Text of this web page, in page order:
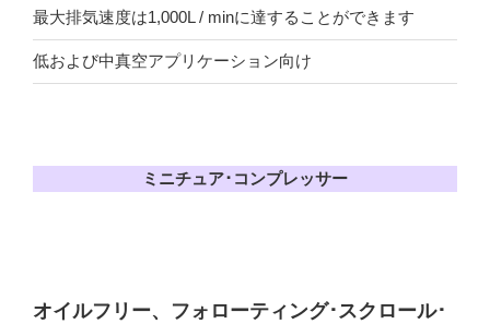
最大排気速度は1,000L / minに達することができます
低および中真空アプリケーション向け
ミニチュア･コンプレッサー
オイルフリー、フォローティング･スクロール･